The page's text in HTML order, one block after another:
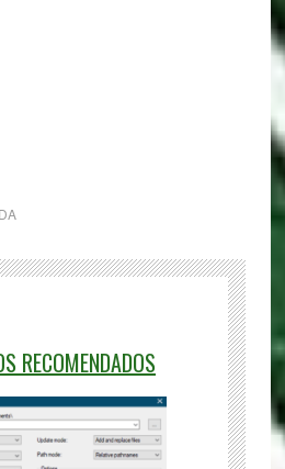
RECOMENDADOS